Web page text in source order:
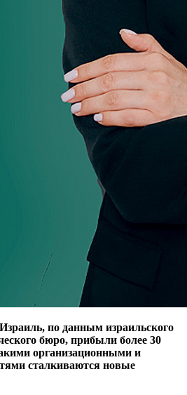
по данным израильского
бюро, прибыли более 30
организационными и
сталкиваются новые